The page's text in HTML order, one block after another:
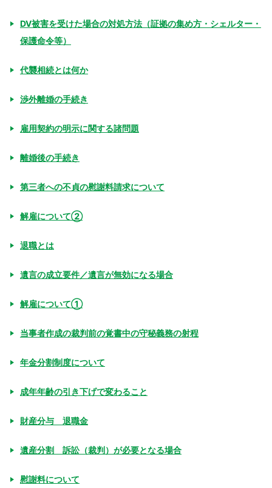
DV被害を受けた場合の対処方法（証拠の集め方・シェルター・
保護命令等）
代襲相続とは何か
渉外離婚の手続き
雇用契約の明示に関する諸問題
離婚後の手続き
第三者への不貞の慰謝料請求について
解雇について②
退職とは
遺言の成立要件／遺言が無効になる場合
解雇について①
当事者作成の裁判前の覚書中の守秘義務の射程
年金分割制度について
成年年齢の引き下げで変わること
財産分与 退職金
遺産分割 訴訟（裁判）が必要となる場合
慰謝料について